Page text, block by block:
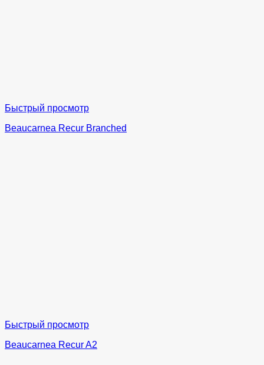
Быстрый просмотр
Beaucarnea Recur Branched
Быстрый просмотр
Beaucarnea Recur A2